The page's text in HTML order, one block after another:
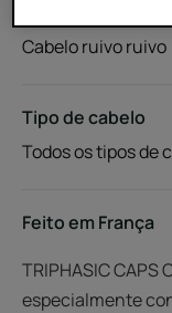
Cabelo ruivo ruivo
Tipo de cabelo
Todos os tipos de
Feito em França
TRIPHASIC
especialmente